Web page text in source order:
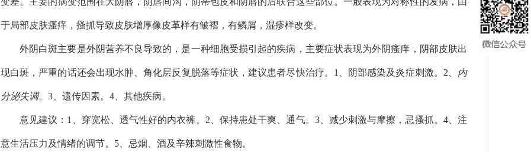
于局部皮肤瘙痒，搔抓导致皮肤增厚像皮革样有皱褶，有鳞屑，湿疹样改变。
外阴白斑主要是外阴营养不良导致的，是一种细胞受损引起的疾病，主要症状表现为外阴瘙痒，阴部皮肤出
现白斑，严重的话还会出现水肿、角化层反复脱落等症状，建议患者尽快治疗。1、阴部感染及炎症刺激。2、 内
分泌失调。3、遗传因素。4、其他疾病。
意见建议：1、穿宽松、透气性好的内衣裤。2、保持患处干爽、通气。3、减少刺激与摩擦，忌搔抓。4、注
意生活压力及情绪的调节。5、忌烟、酒及辛辣刺激性食物。